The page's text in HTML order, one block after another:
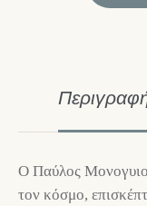
Ο Παύλος
τον κόσμο,